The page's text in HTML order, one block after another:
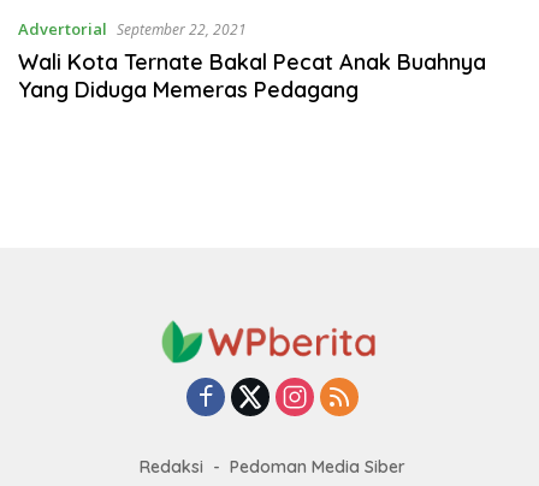
Advertorial September 22, 2021
Wali Kota Ternate Bakal Pecat Anak Buahnya
Yang Diduga Memeras Pedagang
Redaksi Pedoman Media Siber